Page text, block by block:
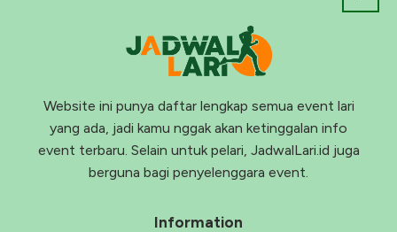
Website ini punya daftar lengkap semua event lari
yang ada, jadi kamu nggak akan ketinggalan info
event terbaru. Selain untuk pelari, JadwalLari.id juga
berguna bagi penyelenggara event.
Information